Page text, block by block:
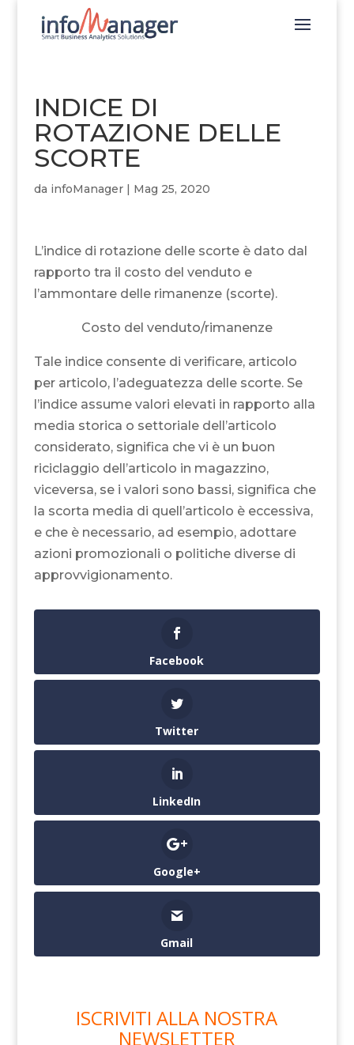
INDICE DI
ROTAZIONE DELLE
SCORTE
da infoManager| Mag 25, 2020
L’indice di rotazione delle scorte è dato dal
rapporto tra il costo del venduto e
l’ammontare delle rimanenze (scorte).
Costo del venduto/rimanenze
Tale indice consente di verificare, articolo
per articolo, l’adeguatezza delle scorte. Se
l’indice assume valori elevati in rapporto alla
media storica o settoriale dell’articolo
considerato, significa che vi è un buon
riciclaggio dell’articolo in magazzino,
viceversa, se i valori sono bassi, significa che
la scorta media di quell’articolo è eccessiva,
e che è necessario, ad esempio, adottare
azioni promozionali o politiche diverse di
approvvigionamento.
Facebook
Twitter
LinkedIn
Google+
Gmail
ISCRIVITI ALLA NOSTRA
NEWSLETTER